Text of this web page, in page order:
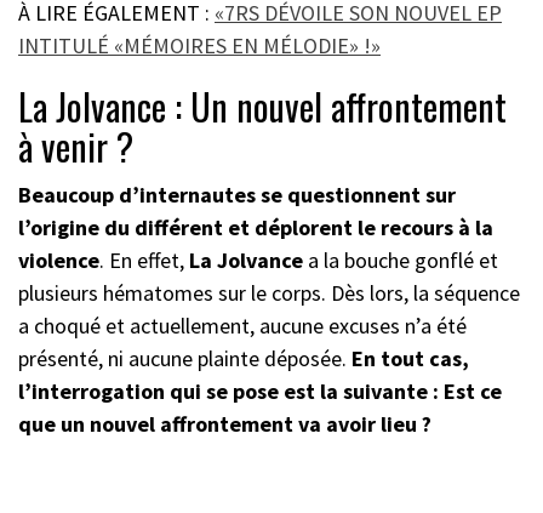
À LIRE ÉGALEMENT : «7RS DÉVOILE SON NOUVEL EP
INTITULÉ «MÉMOIRES EN MÉLODIE» !»
La Jolvance : Un nouvel affrontement
à venir ?
Beaucoup d’internautes se questionnent sur
l’origine du différent et déplorent le recours à la
violence. En effet, La Jolvance a la bouche gonflé et
plusieurs hématomes sur le corps. Dès lors, la séquence
a choqué et actuellement, aucune excuses n’a été
présenté, ni aucune plainte déposée. En tout cas,
l’interrogation qui se pose est la suivante : Est ce
que un nouvel affrontement va avoir lieu ?